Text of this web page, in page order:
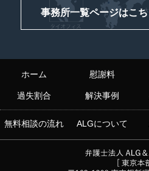
事務所一覧ページはこ
ホーム 慰謝料
過失割合 解決事例
無料相談の流れ ALGについて